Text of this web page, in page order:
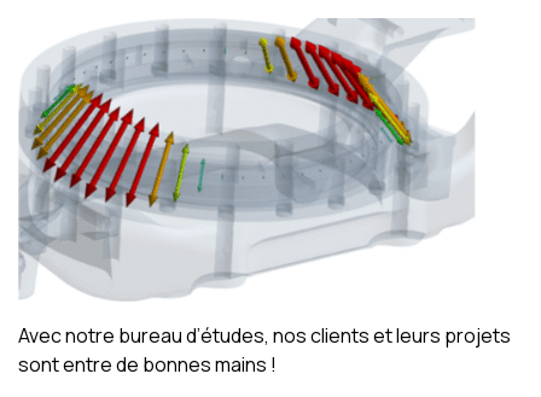
Avec notre bureau d’études, nos clients et leurs projets
sont entre de bonnes mains !